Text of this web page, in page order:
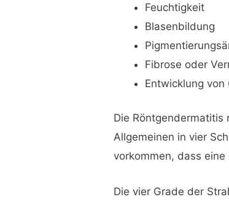
Feuchtigkeit
Blasenbildung
Fibrose oder
Entwicklung von
Die
Allgemeinen in vier
vorkommen, dass
Die vier Grade der